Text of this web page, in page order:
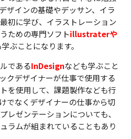
ザインの基礎やデッサン、イラ
初に学び、イラストレーション
ための専門ソフトillustraterや
ぶことになります。
であるInDesignなども学ぶこと
クデザイナーが仕事で使用する
を使用して、課題製作なども行
でなくデザイナーの仕事から切
レゼンテーションについても、
ラムが組まれていることもあり